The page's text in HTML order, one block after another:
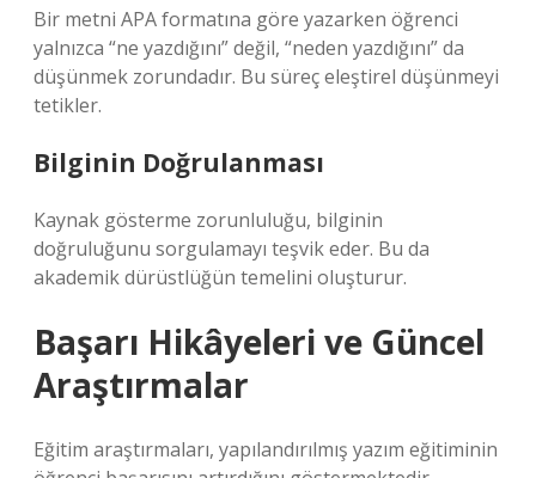
Bir metni APA formatına göre yazarken öğrenci
yalnızca “ne yazdığını” değil, “neden yazdığını” da
düşünmek zorundadır. Bu süreç eleştirel düşünmeyi
tetikler.
Bilginin Doğrulanması
Kaynak gösterme zorunluluğu, bilginin
doğruluğunu sorgulamayı teşvik eder. Bu da
akademik dürüstlüğün temelini oluşturur.
Başarı Hikâyeleri ve Güncel
Araştırmalar
Eğitim araştırmaları, yapılandırılmış yazım eğitiminin